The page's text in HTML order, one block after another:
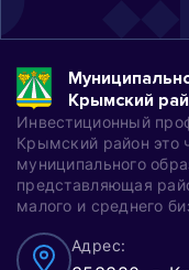
Крымский
Инвестиционный
Крымский район это
муниципального
представляющая
малого и среднего
Адрес: